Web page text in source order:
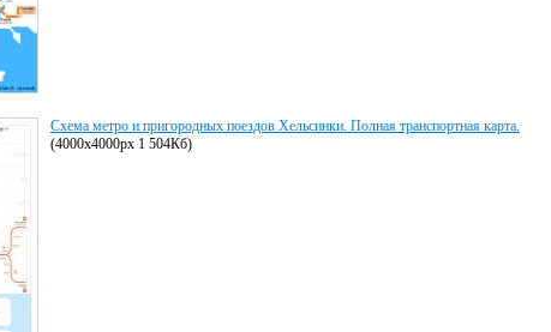
Схема метро и пригородных поездов Хельсинки. Полная транспортная карта.
(4000x4000px 1 504Кб)